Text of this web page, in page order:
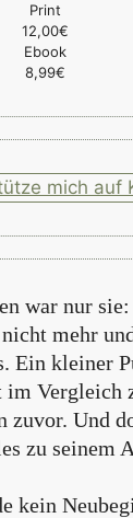
Print
12,00€
Ebook
8,99€
war nur sie:
mehr
Ein kleiner
Vergleich
zuvor. Und
zu seinem
kein